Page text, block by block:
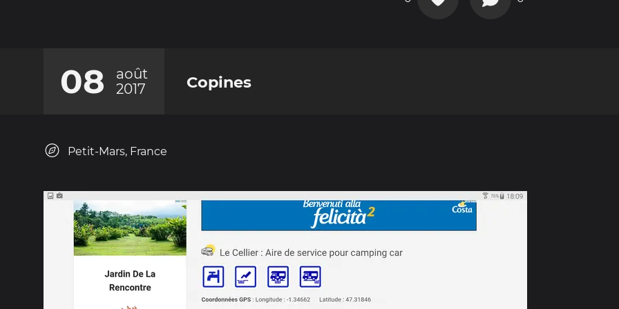
08
août
2017
Copines
Petit-Mars, France